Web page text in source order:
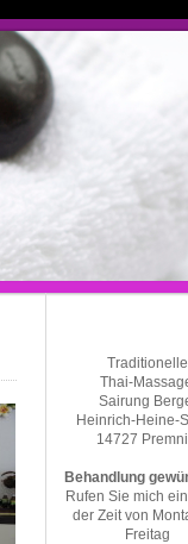
Traditionelle
Thai-
Sairung
Heinrich-Heine-
14727
Behandlung
Rufen Sie mich
der Zeit von
Freitag